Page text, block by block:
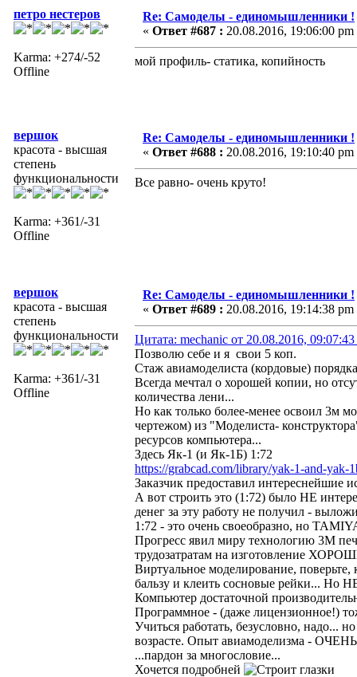
петро нестеров
Karma: +274/-52
Offline
Re: Самоделы - единомышленники !
« Ответ #687 : 20.08.2016, 19:06:00 pm
мой профиль- статика, копийность
вершок
красота - высшая
степень
функциональности
Karma: +361/-31
Offline
Re: Самоделы - единомышленники !
« Ответ #688 : 20.08.2016, 19:10:40 pm
Все равно- очень круто!
вершок
красота - высшая
степень
функциональности
Karma: +361/-31
Offline
Re: Самоделы - единомышленники !
« Ответ #689 : 20.08.2016, 19:14:38 pm
Цитата: mechanic от 20.08.2016, 09:07:43
Позволю себе и я свои 5 коп.
Стаж авиамоделиста (кордовые)
Всегда мечтал о хорошей копии, но
количества лени...
Но как только более-менее освоил 3м
чертежом) из "Моделиста-
ресурсов компьютера...
Здесь Як-1 (и Як-1Б) 1:72
https://grabcad.com/library/yak-1-and-yak-
Заказчик предоставил интереснейшие
А вот строить это (1:72) было НЕ
денег за эту работу не получил -
1:72 - это очень своеобразно, но
Прогресс явил миру технологию 3М
трудозатратам на изготовление
Виртуальное моделирование,
бальзу и клеить сосновые рейки... Но
Компьютер достаточной
Программное - (даже лицензионное!)
Учиться работать, безусловно,
возрасте. Опыт авиамоделизма - ОЧЕНЬ
...пардон за многословие...
Хочется подробней